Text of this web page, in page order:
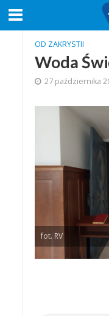
OD ZAKRYSTII
Woda
27 października
fot. RV